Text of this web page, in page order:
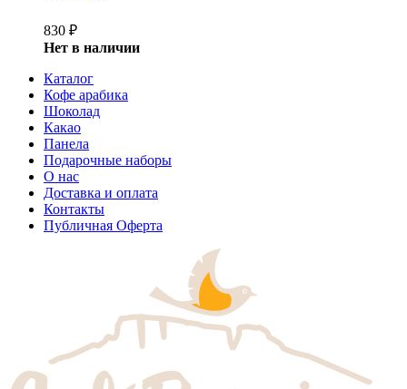
830 ₽
Нет в наличии
Каталог
Кофе арабика
Шоколад
Какао
Панела
Подарочные наборы
О нас
Доставка и оплата
Контакты
Публичная Оферта